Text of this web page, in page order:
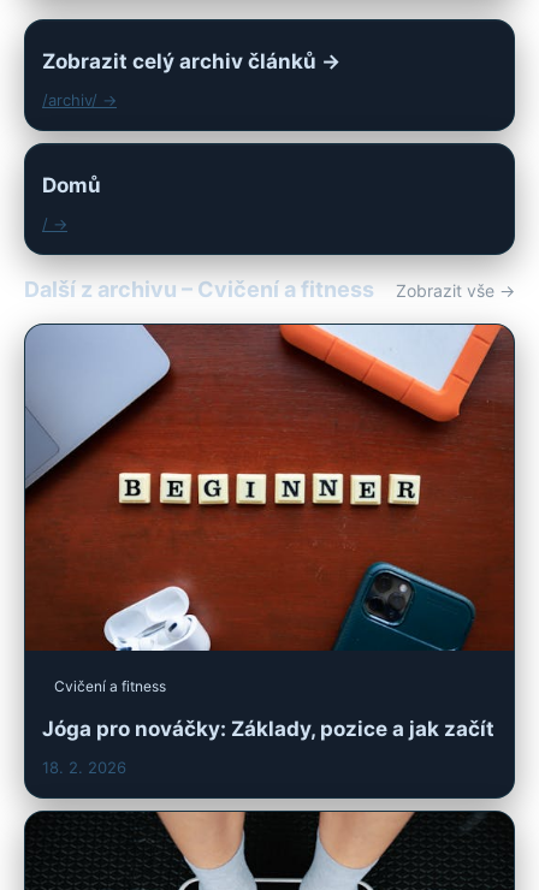
Zobrazit celý archiv článků →
/archiv/ →
Domů
/ →
Další z archivu – Cvičení a fitness Zobrazit vše →
Cvičení a fitness
Jóga pro nováčky: Základy, pozice a jak začít
18. 2. 2026